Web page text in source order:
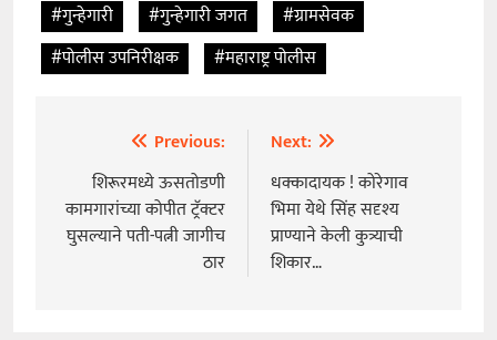
#गुन्हेगारी
#गुन्हेगारी जगत
#ग्रामसेवक
#पोलीस उपनिरीक्षक
#महाराष्ट्र पोलीस
navigation
Previous:
शिरूरमध्ये ऊसतोडणी
कामगारांच्या कोपीत ट्रॅक्टर
घुसल्याने पती-पत्नी जागीच
ठार
Next:
धक्कादायक ! कोरेगाव
भिमा येथे सिंह सदृश्य
प्राण्याने केली कुत्र्याची
शिकार…